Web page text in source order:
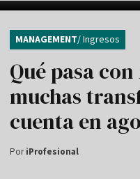
Qué pasa
muchas
cuenta en
MANAGEMENT/ Ingresos
PoriProfesional